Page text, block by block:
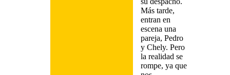
Más tarde,
entran en
escena una
pareja, Pedro
y Chely. Pero
la realidad se
rompe, ya que